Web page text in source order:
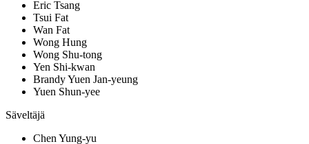
Eric Tsang
Tsui Fat
Wan Fat
Wong Hung
Wong Shu-tong
Yen Shi-kwan
Brandy Yuen Jan-yeung
Yuen Shun-yee
Säveltäjä
Chen Yung-yu